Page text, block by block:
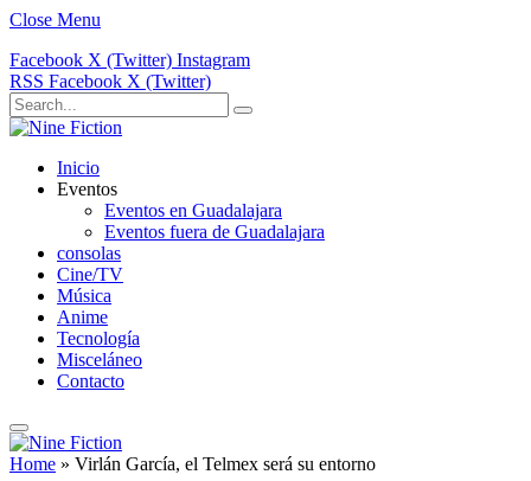
Close Menu
Facebook X (Twitter) Instagram
RSS Facebook X (Twitter)
Inicio
Eventos
Eventos en Guadalajara
Eventos fuera de Guadalajara
consolas
Cine/TV
Música
Anime
Tecnología
Misceláneo
Contacto
Home » Virlán García, el Telmex será su entorno